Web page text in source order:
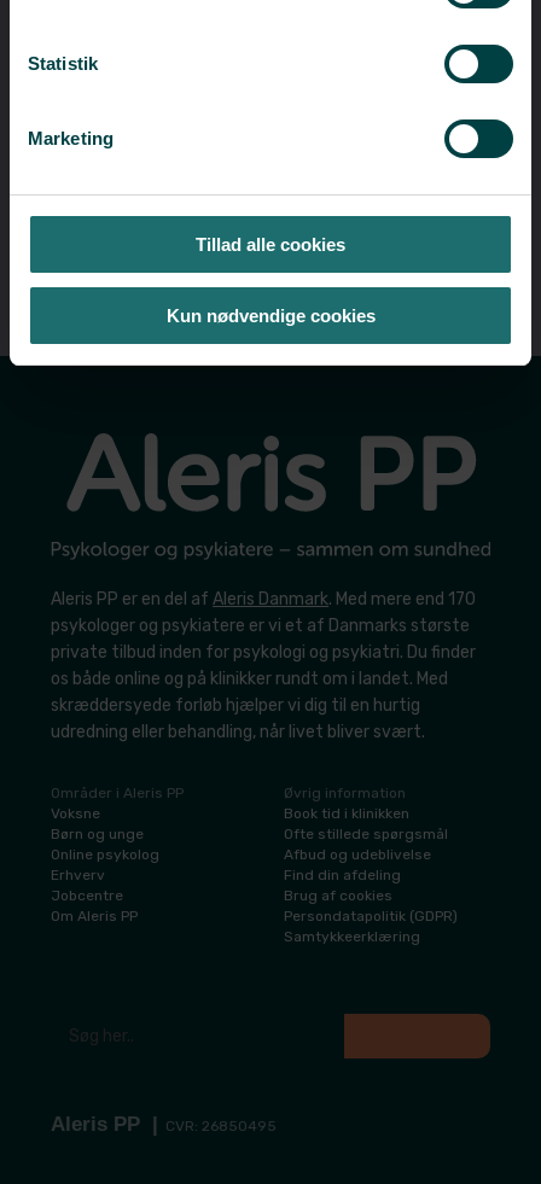
Statistik
Marketing
Tillad alle cookies
Kun nødvendige cookies
Aleris PP er en del afAleris Danmark. Med mere end 170
psykologer og psykiatere er vi et af Danmarks største
private tilbud inden for psykologi og psykiatri. Du finder
os både online og på klinikker rundt om i landet. Med
skræddersyede forløb hjælper vi dig til en hurtig
udredning eller behandling, når livet bliver svært.
Områder i Aleris PP
​Voksne
​Børn og unge
​Online psykolog
​Erhverv
​Jobcentre
​Om Aleris PP
Øvrig information
​Book tid i klinikken
​Ofte stillede spørgsmål
Afbud og udeblivelse
​Find din afdeling
​Brug af cookies
​Persondatapolitik (GDPR)
​Samtykkeerklæring
Aleris PP​ | CVR: 26850495